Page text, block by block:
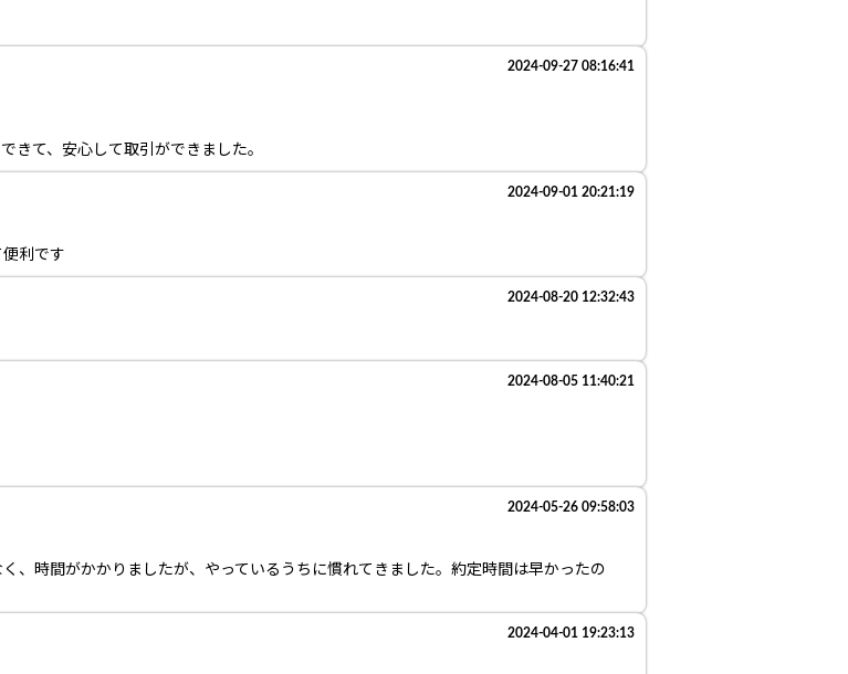
2024-09-27 08:16:41
きて、安心して取引ができました。
2024-09-01 20:21:19
利です
2024-08-20 12:32:43
2024-08-05 11:40:21
2024-05-26 09:58:03
、時間がかかりましたが、やっているうちに慣れてきました。約定時間は早かったの
2024-04-01 19:23:13